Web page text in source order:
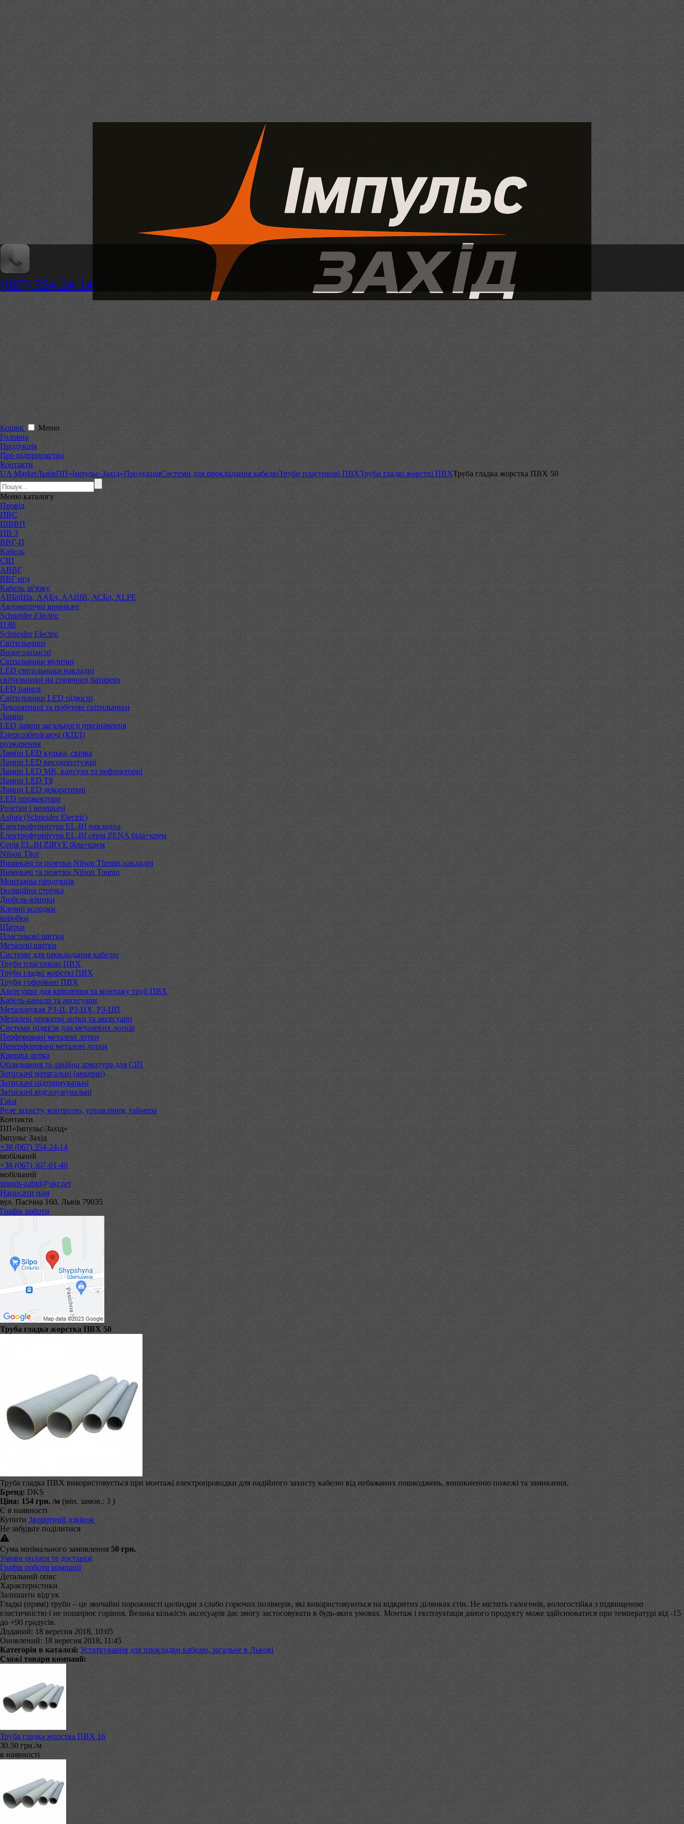
(067) 354-24-14
Кошик
Меню
Головна
Продукція
Про підприємство
Контакти
UA MarketЛьвівПП«Імпульс-Захід»ПродукціяСистеми для прокладання кабелюТруби пластикові ПВХТруби гладкі жорсткі ПВХТруба гладка жорстка ПВХ 50
Меню каталогу
Провід
ПВС
ШВВП
ПВ 3
ВВГ-П
Кабель
СІП
АВВГ
ВВГ нгд
Кабель зв'язку
АВБбШв, ААБл, ААШВ, АСБл, XLPE
Автоматичні вимикачі
Schneider Electric
ПЗВ
Schneider Electric
Світильники
Вологозахисні
Світильники вуличні
LED світильники накладні
світильники на сонячних батареях
LED панелі
Світильники LED підвісні
Декоративні та побутові світильники
Лампи
LED лампи загального призначення
Енергозберігаючі (КПЛ)
розжарення
Лампи LED кулька, свічка
Лампи LED високопотужні
Лампи LED MR, капсули та рефлекторні
Лампи LED Т8
Лампи LED декоративні
LED прожектори
Розетки і вимикачі
Asfora (Schneider Electric)
Електрофурнітура EL-BI накладна
Електрофурнітура EL-BI серія ZENA біла+крем
Серія EL-BI ZIRVE біла+крем
Nilson Thor
Вимикачі та розетки Nilson Themis накладні
Вимикачі та розетки Nilson Touran
Монтажна продукція
Ізоляційна стрічка
Дюбель-ялинки
Клемні колодки
коробки
Щитки
Пластикові щитки
Металеві щитки
Системи для прокладання кабелю
Труби пластикові ПВХ
Труби гладкі жорсткі ПВХ
Труби гофровані ПВХ
Аксесуари для кріплення та монтажу труб ПВХ
Кабель-канали та аксесуари
Металорукав РЗ-Ц, РЗ-ЦХ, РЗ-ЦП
Металеві прокатні лотки та аксесуари
Системи підвісів для металевих лотків
Перфоровані металеві лотки
Неперфоровані металеві лотки
Кришка лотка
Обладнання та лінійна арматура для СІП
Затискачі натягальні (анкерні)
Затискачі підтримувальні
Затискачі відгалужувальні
Гаки
Реле захисту, контролю, управління, таймера
Контакти
ПП«Імпульс-Захід»
Імпульс Захід
+38 (067) 354-24-14
мобільний
+38 (067) 307-01-40
мобільний
impuls-zahid@ukr.net
Написати нам
вул. Пасічна 160, Львів 79035
Графік роботи
Труба гладка жорстка ПВХ 50
Труба гладка ПВХ використовується при монтажі електропроводки для надійного захисту кабелю від небажаних пошкоджень, виникненню пожежі та замикання.
Бренд: DKS
Ціна: 154 грн. /м (мін. замов.: 3 )
Є в наявності
Купити Зворотний дзвінок
Не забудьте поділитися
Сума мінімального замовлення 50 грн.
Умови оплати та доставки
Графік роботи компанії
Детальний опис
Характеристики
Залишити відгук
Гладкі (прямі) труби – це звичайні порожнисті циліндри з слабо горючих полімерів, які використовуються на відкритих ділянках стін. Не містить галогенів, вологостійка з підвищеною
еластичністю і не поширює горіння. Велика кількість аксесуарів дає змогу застосовувати в будь-яких умовах. Монтаж і експлуатація даного продукту може здійснюватися при температурі від -15
до +90 градусів.
Доданий: 18 вересня 2018, 10:05
Оновлений: 18 вересня 2018, 11:45
Категорія в каталозі: Устаткування для прокладки кабелю, загальне в Львові
Схожі товари компанії:
Труба гладка жорстка ПВХ 16
30.50 грн./м
в наявності